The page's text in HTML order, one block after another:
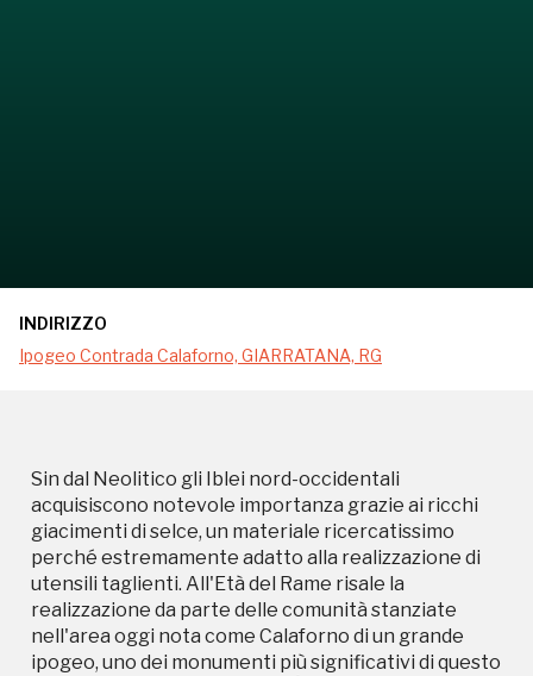
INDIRIZZO
Ipogeo Contrada Calaforno, GIARRATANA, RG
Sin dal Neolitico gli Iblei nord-occidentali
acquisiscono notevole importanza grazie ai ricchi
giacimenti di selce, un materiale ricercatissimo
perché estremamente adatto alla realizzazione di
utensili taglienti. All'Età del Rame risale la
realizzazione da parte delle comunità stanziate
nell'area oggi nota come Calaforno di un grande
ipogeo, uno dei monumenti più significativi di questo